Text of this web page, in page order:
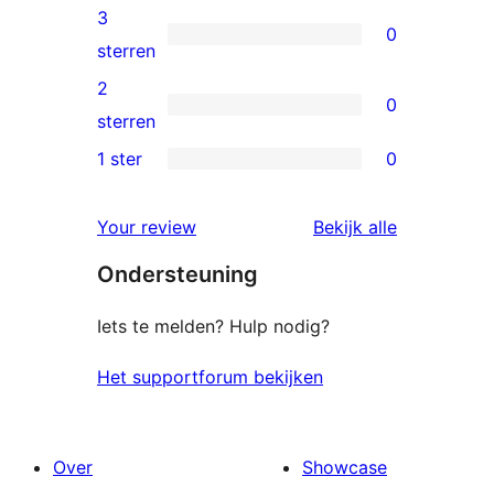
beoordelingen
4
sterren
beoordelingen
0
3
sterren
beoordelingen
3
sterren
0
0
2
beoordelingen
2
sterren
0
sterren
beoordelingen
1 ster 0
Your review Bekijk alle
Ondersteuning
Iets te melden? Hulp nodig?
Het supportforum bekijken
Over
Showcase